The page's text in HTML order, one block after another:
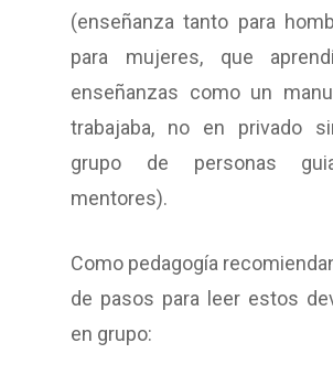
(enseñanza tanto para
para mujeres, que
enseñanzas como un
trabajaba, no en privado
grupo de personas
mentores).
Como pedagogía
de pasos para leer estos
en grupo: